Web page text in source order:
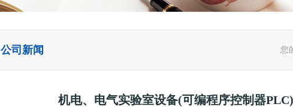
公司新闻 您
机电、电气实验室设备(可编程序控制器